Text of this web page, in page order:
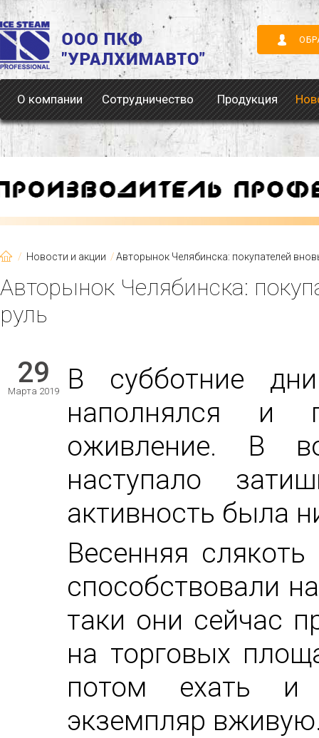
О компании Сотрудничество Продукция
Новости и акции Авторынок Челябинска: покупателей
Авторынок Челябинска:
руль
29
Марта 2019
В субботние
наполнялся и
оживление. В
наступало
активность была
Весенняя
способствовали
таки они сейчас
на торговых
потом ехать и
экземпляр